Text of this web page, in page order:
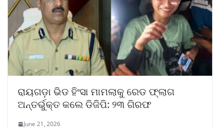
ରାୟଗଡ଼ା ଭିଡ ହିଂସା ମାମଲାକୁ ରେଡ ଫ୍ଲାଗ
ଅନ୍ତର୍ଭୁକ୍ତ କଲେ ଡିଜିପି: ୨୩ ଗିରଫ
June 21, 2026